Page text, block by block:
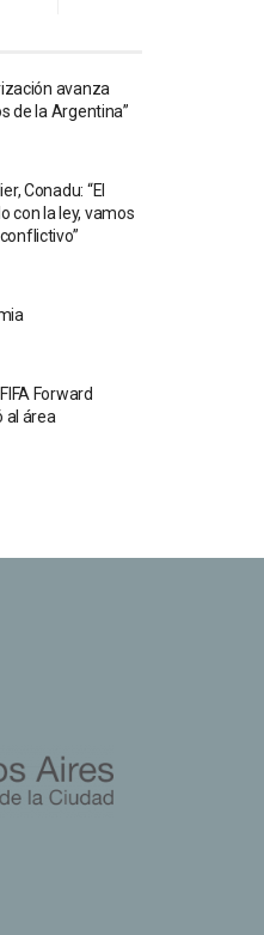
avanza
de la Argentina”
Conadu: “El
con la ley, vamos
Forward
al área